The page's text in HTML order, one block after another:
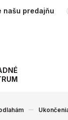
našu predajňu